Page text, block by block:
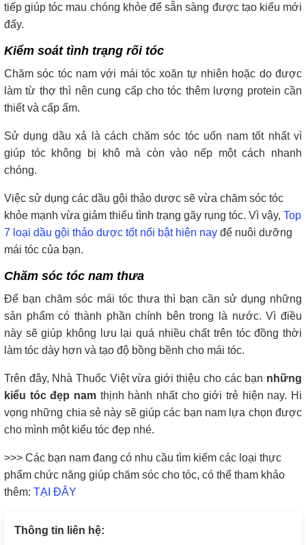
tiếp giúp tóc mau chóng khỏe để sẵn sàng được tạo kiểu mới
đấy.
Kiểm soát tình trạng rối tóc
Chăm sóc tóc nam với mái tóc xoăn tự nhiên hoặc do được
làm từ thợ thì nên cung cấp cho tóc thêm lượng protein cần
thiết và cấp ẩm.
Sử dụng dầu xả là cách chăm sóc tóc uốn nam tốt nhất vì
giúp tóc không bị khô mà còn vào nếp một cách nhanh
chóng.
Việc sử dụng các dầu gội thảo dược sẽ vừa chăm sóc tóc
khỏe mạnh vừa giảm thiểu tình trạng gãy rụng tóc. Vì vậy, Top
7 loại dầu gội thảo dược tốt nổi bật hiện nay để nuôi dưỡng
mái tóc của bạn.
Chăm sóc tóc nam thưa
Để bạn chăm sóc mái tóc thưa thì bạn cần sử dụng những
sản phẩm có thành phần chính bên trong là nước. Vì điều
này sẽ giúp không lưu lại quá nhiều chất trên tóc đồng thời
làm tóc dày hơn và tạo độ bồng bềnh cho mái tóc.
Trên đây, Nhà Thuốc Việt vừa giới thiệu cho các bạn những
kiểu tóc đẹp nam thịnh hành nhất cho giới trẻ hiện nay. Hi
vọng những chia sẻ này sẽ giúp các bạn nam lựa chọn được
cho mình một kiểu tóc đẹp nhé.
>>> Các bạn nam đang có nhu cầu tìm kiếm các loại thực
phẩm chức năng giúp chăm sóc cho tóc, có thể tham khảo
thêm: TẠI ĐÂY
Thông tin liên hệ: